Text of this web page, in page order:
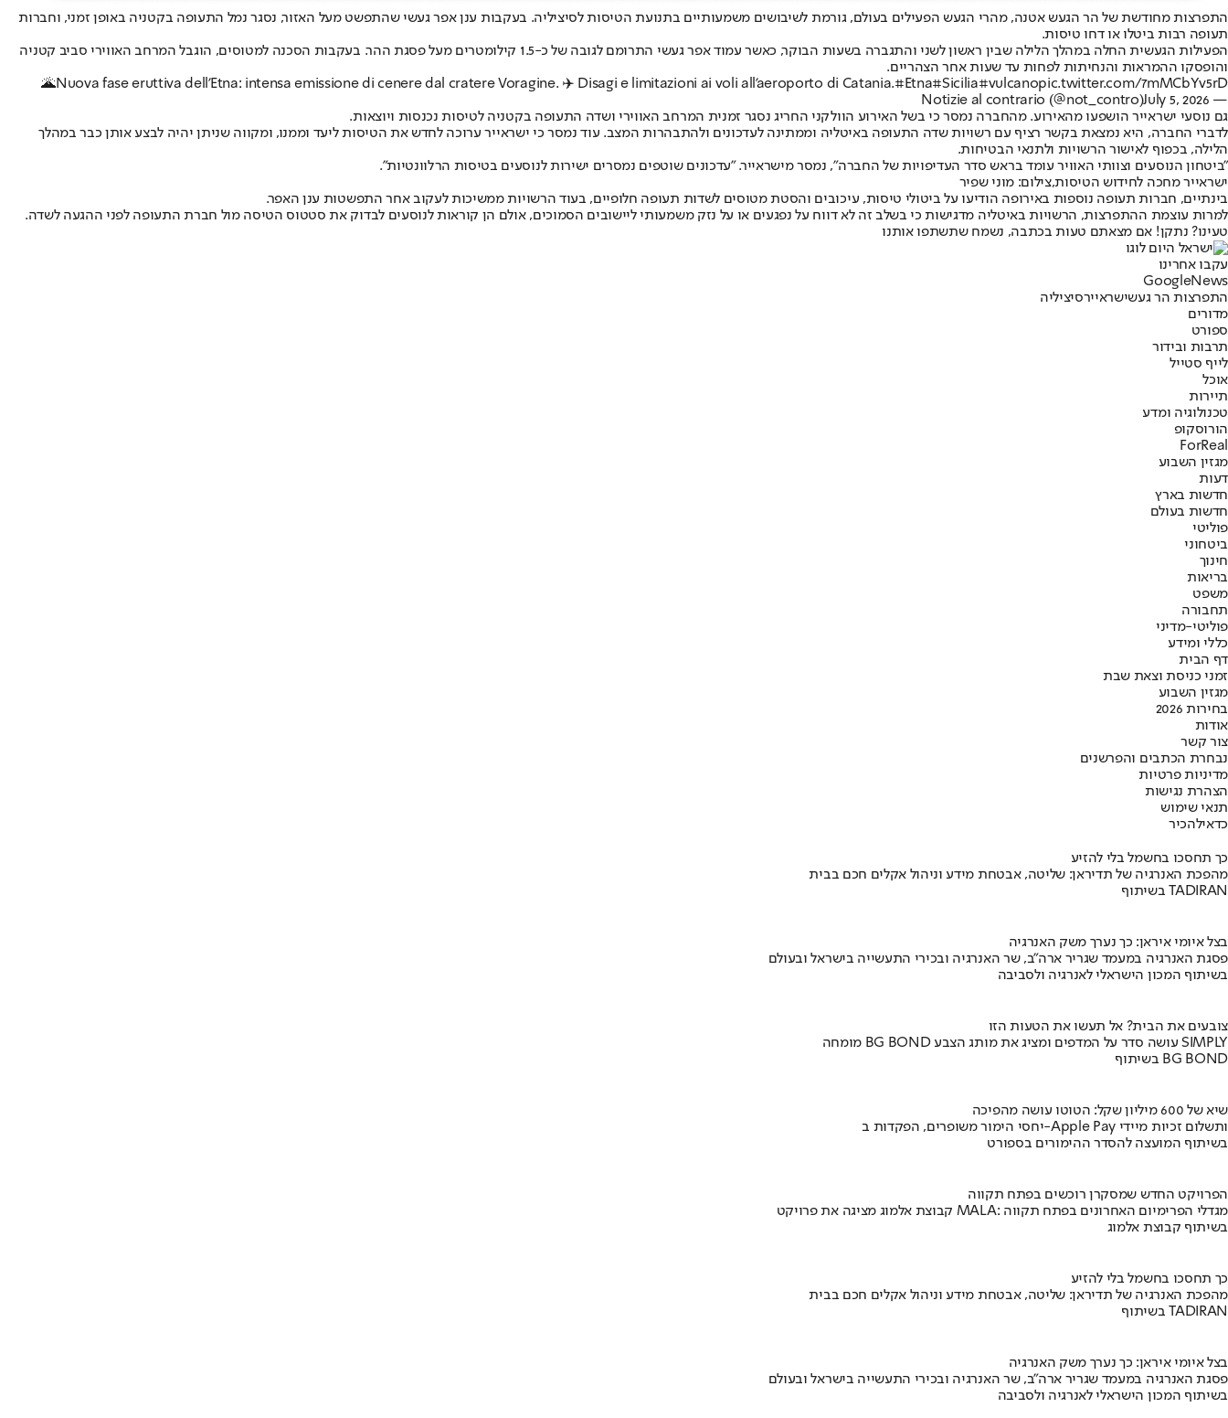
התפרצות מחודשת של הר הגעש אטנה, מהרי הגעש הפעילים בעולם, גורמת לשיבושים משמעותיים בתנועת הטיסות לסיציליה. בעקבות ענן אפר געשי שהתפשט מעל האזור, נסגר נמל התעופה בקטניה באופן זמני, וחברות
תעופה רבות ביטלו או דחו טיסות.
הפעילות הגעשית החלה במהלך הלילה שבין ראשון לשני והתגברה בשעות הבוקר, כאשר עמוד אפר געשי התרומם לגובה של כ-1.5 קילומטרים מעל פסגת ההר. בעקבות הסכנה למטוסים, הוגבל המרחב האווירי סביב קטניה
והופסקו ההמראות והנחיתות לפחות עד שעות אחר הצהריים.
🌋Nuova fase eruttiva dell'Etna: intensa emissione di cenere dal cratere Voragine. ✈️ Disagi e limitazioni ai voli all'aeroporto di Catania.#Etna#Sicilia#vulcanopic.twitter.com/7mMCbYv5rD
— Notizie al contrario (@not_contro)
July 5, 2026
גם נוסעי ישראייר הושפעו מהאירוע. מהחברה נמסר כי בשל האירוע הוולקני החריג נסגר זמנית המרחב האווירי ושדה התעופה בקטניה לטיסות נכנסות ויוצאות.
לדברי החברה, היא נמצאת בקשר רציף עם רשויות שדה התעופה באיטליה וממתינה לעדכונים ולהתבהרות המצב. עוד נמסר כי ישראייר ערוכה לחדש את הטיסות ליעד וממנו, ומקווה שניתן יהיה לבצע אותן כבר במהלך
הלילה, בכפוף לאישור הרשויות ולתנאי הבטיחות.
"ביטחון הנוסעים וצוותי האוויר עומד בראש סדר העדיפויות של החברה", נמסר מישראייר. "עדכונים שוטפים נמסרים ישירות לנוסעים בטיסות הרלוונטיות".
ישראייר מחכה לחידוש הטיסות,צילום: מוני שפיר
בינתיים, חברות תעופה נוספות באירופה הודיעו על ביטולי טיסות, עיכובים והסטת מטוסים לשדות תעופה חלופיים, בעוד הרשויות ממשיכות לעקוב אחר התפשטות ענן האפר.
למרות עוצמת ההתפרצות, הרשויות באיטליה מדגישות כי בשלב זה לא דווח על נפגעים או על נזק משמעותי ליישובים הסמוכים, אולם הן קוראות לנוסעים לבדוק את סטטוס הטיסה מול חברת התעופה לפני ההגעה לשדה.
טעינו? נתקן! אם מצאתם טעות בכתבה, נשמח שתשתפו אותנו
עקבו אחרינו
Googl eNews
התפרצות הר געשישראיירסיציליה
מדורים
ספורט
תרבות ובידור
לייף סטייל
אוכל
תיירות
טכנולוגיה ומדע
הורוסקופ
ForReal
מגזין השבוע
דעות
חדשות בארץ
חדשות בעולם
פוליטי
ביטחוני
חינוך
בריאות
משפט
תחבורה
פוליטי-מדיני
כללי ומידע
דף הבית
זמני כניסת וצאת שבת
מגזין השבוע
בחירות 2026
אודות
צור קשר
נבחרת הכתבים והפרשנים
מדיניות פרטיות
הצהרת נגישות
תנאי שימוש
כדאילהכיר
כך תחסכו בחשמל בלי להזיע
מהפכת האנרגיה של תדיראן: שליטה, אבטחת מידע וניהול אקלים חכם בבית
בשיתוף TADIRAN
בצל איומי איראן: כך נערך משק האנרגיה
פסגת האנרגיה במעמד שגריר ארה"ב, שר האנרגיה ובכירי התעשייה בישראל ובעולם
בשיתוף המכון הישראלי לאנרגיה ולסביבה
צובעים את הבית? אל תעשו את הטעות הזו
מומחה BG BOND עושה סדר על המדפים ומציג את מותג הצבע SIMPLY
בשיתוף BG BOND
שיא של 600 מיליון שקל: הטוטו עושה מהפיכה
יחסי הימור משופרים, הפקדות ב-Apple Pay ותשלום זכיות מיידי
בשיתוף המועצה להסדר ההימורים בספורט
הפרויקט החדש שמסקרן רוכשים בפתח תקווה
קבוצת אלמוג מציגה את פרויקט MALA: מגדלי הפרימיום האחרונים בפתח תקווה
בשיתוף קבוצת אלמוג
כך תחסכו בחשמל בלי להזיע
מהפכת האנרגיה של תדיראן: שליטה, אבטחת מידע וניהול אקלים חכם בבית
בשיתוף TADIRAN
בצל איומי איראן: כך נערך משק האנרגיה
פסגת האנרגיה במעמד שגריר ארה"ב, שר האנרגיה ובכירי התעשייה בישראל ובעולם
בשיתוף המכון הישראלי לאנרגיה ולסביבה